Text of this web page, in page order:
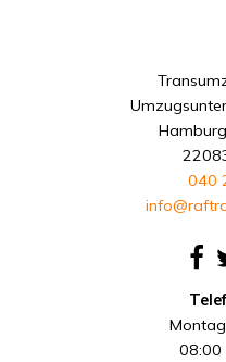
040
08:00